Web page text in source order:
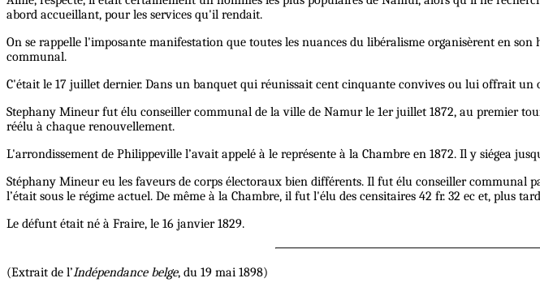
abord accueillant, pour les services qu'il rendait.
On se rappelle l'imposante manifestation que toutes les nuances du libéralisme organisèrent en
communal.
C'était le 17 juillet dernier. Dans un banquet qui réunissait cent cinquante convives ou lui offrait
Stephany Mineur fut élu conseiller communal de la ville de Namur le 1er juillet 1872, au premier
réélu à chaque renouvellement.
L'arrondissement de Philippeville l’avait appelé à le représente à la Chambre en 1872. Il y siégea
Stéphany Mineur eu les faveurs de corps électoraux bien différents. Il fut élu conseiller communal
l’était sous le régime actuel. De même à la Chambre, il fut l'élu des censitaires 42 fr. 32 ec et, plus
Le défunt était né à Fraire, le 16 janvier 1829.
(Extrait de l’Indépendance belge, du 19 mai 1898)